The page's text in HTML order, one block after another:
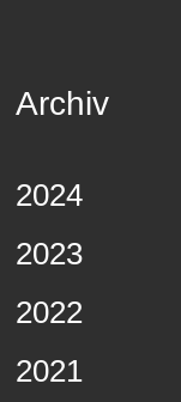
Archiv
2024
2023
2022
2021